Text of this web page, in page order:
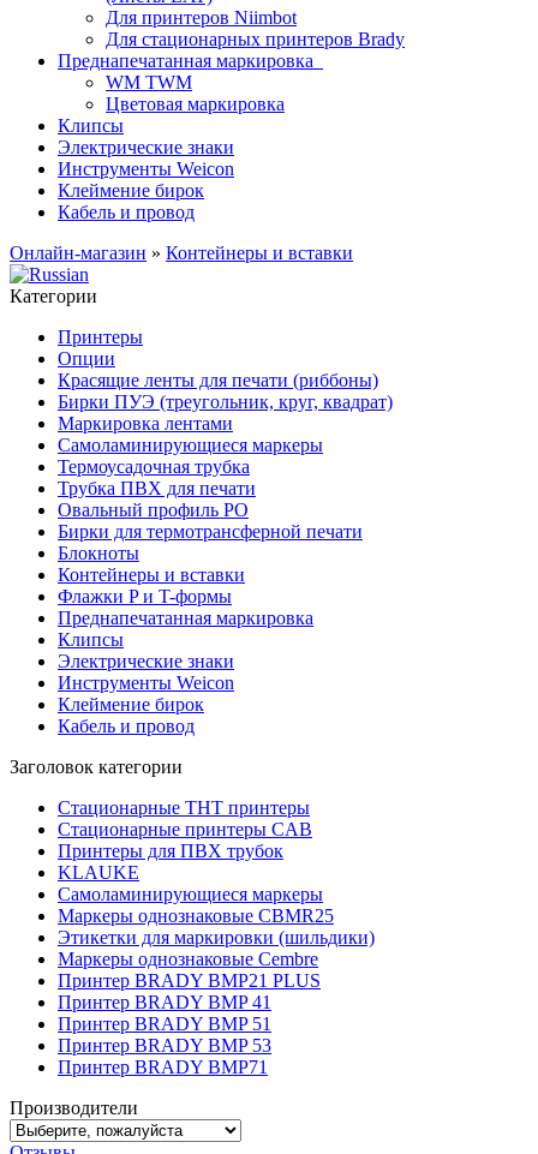
Для принтеров Niimbot
Для стационарных принтеров Brady
Преднапечатанная маркировка
WM TWM
Цветовая маркировка
Клипсы
Электрические знаки
Инструменты Weicon
Клеймение бирок
Кабель и провод
Онлайн-магазин » Контейнеры и вставки
Категории
Принтеры
Опции
Красящие ленты для печати (риббоны)
Бирки ПУЭ (треугольник, круг, квадрат)
Маркировка лентами
Самоламинирующиеся маркеры
Термоусадочная трубка
Трубка ПВХ для печати
Овальный профиль PO
Бирки для термотрансферной печати
Блокноты
Контейнеры и вставки
Флажки P и T-формы
Преднапечатанная маркировка
Клипсы
Электрические знаки
Инструменты Weicon
Клеймение бирок
Кабель и провод
Заголовок категории
Стационарные THT принтеры
Стационарные принтеры CAB
Принтеры для ПВХ трубок
KLAUKE
Самоламинирующиеся маркеры
Маркеры однознаковые CBMR25
Этикетки для маркировки (шильдики)
Маркеры однознаковые Cembre
Принтер BRADY BMP21 PLUS
Принтер BRADY BMP 41
Принтер BRADY BMP 51
Принтер BRADY BMP 53
Принтер BRADY BMP71
Производители